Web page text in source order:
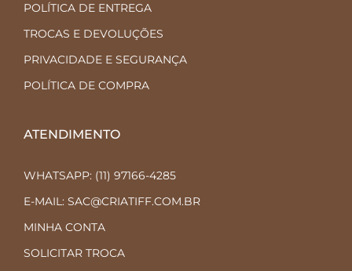
POLÍTICA DE ENTREGA
TROCAS E DEVOLUÇÕES
PRIVACIDADE E SEGURANÇA
POLÍTICA DE COMPRA
ATENDIMENTO
WHATSAPP: (11) 97166-4285
E-MAIL: SAC@CRIATIFF.COM.BR
MINHA CONTA
SOLICITAR TROCA